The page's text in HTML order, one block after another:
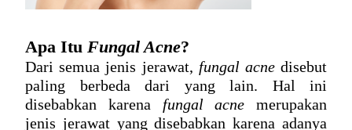
Apa Itu Fungal Acne?
Dari semua jenis jerawat, fungal acne disebut
paling berbeda dari yang lain. Hal ini
disebabkan karena fungal acne merupakan
jenis jerawat yang disebabkan karena adanya